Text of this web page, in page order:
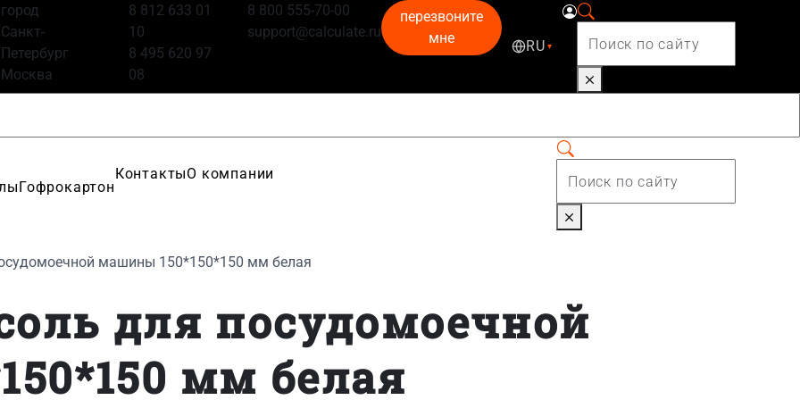
город
Санкт-
Петербург
Москва
8 812 633 01
10
8 495 620 97
08
8 800 555-70-00
support@calculate.ru
перезвоните
мне
RU ▾
Гофрокартон
КонтактыО компании
машины 150*150*150 мм белая
для посудомоечной
мм белая